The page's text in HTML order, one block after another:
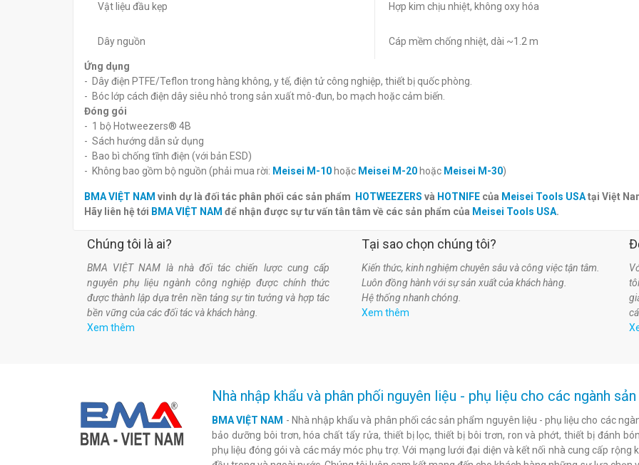
Vật liệu đầu kẹp Hợp kim chịu nhiệt, không oxy hóa
Dây nguồn Cáp mềm chống nhiệt, dài ~1.2 m
Ứng dụng
- Dây điện PTFE/Teflon trong hàng không, y tế, điện tử công nghiệp, thiết bị quốc phòng.
- Bóc lớp cách điện dây siêu nhỏ trong sản xuất mô-đun, bo mạch hoặc cảm biến.
Đóng gói
- 1 bộ Hotweezers® 4B
- Sách hướng dẫn sử dụng
- Bao bì chống tĩnh điện (với bản ESD)
- Không bao gồm bộ nguồn (phải mua rời: Meisei M-10 hoặc Meisei M-20 hoặc Meisei M-30)
BMA VIỆT NAM vinh dự là đối tác phân phối các sản phẩm HOTWEEZERS và HOTNIFE của Meisei Tools USAtại Việt
Hãy liên hệ tới BMA VIỆT NAM để nhận được sự tư vấn tân tâm về các sản phẩm của Meisei Tools USA.
Chúng tôi là ai?
BMA VIỆT NAM là nhà đối tác chiến lược cung cấp
nguyên phụ liệu ngành công nghiệp được chính thức
được thành lập dựa trên nền tảng sự tin tưởng và hợp tác
bền vững của các đối tác và khách hàng.
Xem thêm
Tại sao chọn chúng tôi?
Kiến thức, kinh nghiệm chuyên sâu và công việc tận tâm.
Luôn đồng hành với sự sản xuất của khách hàng.
Hệ thống nhanh chóng.
Xem thêm
Nhà nhập khẩu và phân phối nguyên liệu - phụ liệu cho các ngành
BMA VIỆT NAM - Nhà nhập khẩu và phân phối các sản phẩm nguyên liệu - phụ liệu cho các
bảo dưỡng bôi trơn, hóa chất tẩy rửa, thiết bị lọc, thiết bị bôi trơn, ron và phớt, thiết bị đánh
phụ liệu đóng gói và các máy móc phụ trợ. Với mạng lưới đại diện và kết nối nhà cung cấp